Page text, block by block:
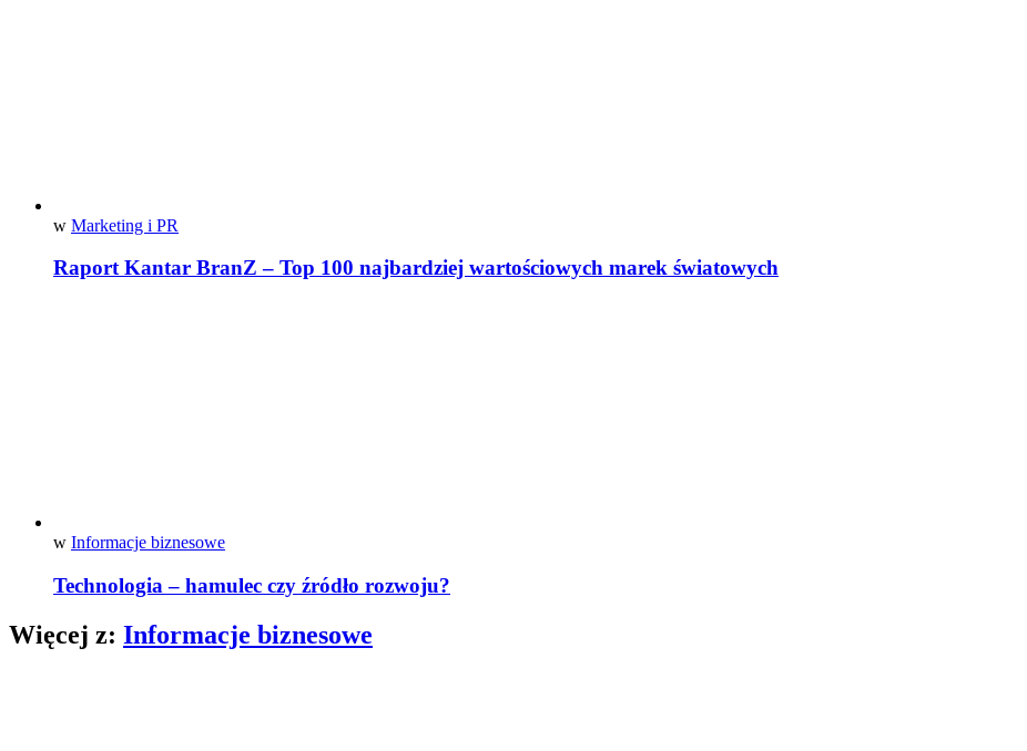
w Marketing i PR
Raport Kantar BranZ – Top 100 najbardziej wartościowych marek światowych
w Informacje biznesowe
Technologia – hamulec czy źródło rozwoju?
Więcej z: Informacje biznesowe